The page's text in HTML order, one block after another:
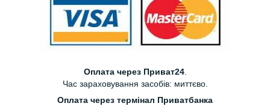
Оплата через Приват24.
Час зараховування засобів: миттєво.
Оплата через термінал Приватбанка